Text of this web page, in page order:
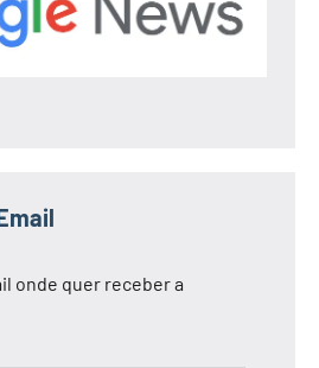
onde quer receber a